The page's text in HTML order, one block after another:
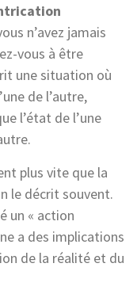
n’avez jamais
vous à être
une situation où
de l’autre,
l’état de l’une
plus vite que la
le décrit souvent.
un « action
a des implications
de la réalité et du